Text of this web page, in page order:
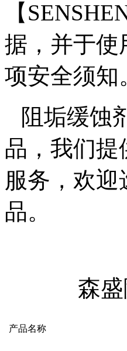
【
据，并于使
项安全须知
阻垢缓蚀
品 ，我们
服务，欢
品。
森
产品名称